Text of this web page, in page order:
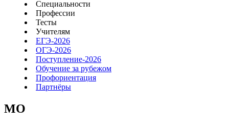
Специальности
Профессии
Тесты
Учителям
ЕГЭ-2026
ОГЭ-2026
Поступление-2026
Обучение за рубежом
Профориентация
Партнёры
MO